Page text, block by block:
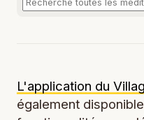
L'application du
également